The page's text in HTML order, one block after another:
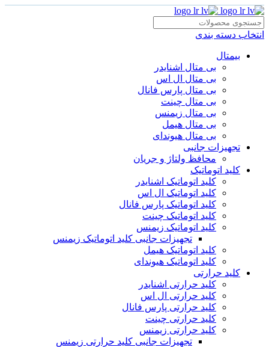
انتخاب دسته بندی
بیمتال
بی متال اشنایدر
بی متال ال اس
بی متال پارس فانال
بی متال چینت
بی متال زیمنس
بی متال هیمل
بی متال هیوندای
تجهیزات جانبی
محافظ ولتاژ و‌ جریان
کلید اتوماتیک
کلید اتوماتیک اشنایدر
کلید اتوماتیک ال اس
کلید اتوماتیک پارس فانال
کلید اتوماتیک چینت
کلید اتوماتیک زیمنس
تجهیزات جانبی کلید اتوماتیک زیمنس
کلید اتوماتیک هیمل
کلید اتوماتیک هیوندای
کلید حرارتی
کلید حرارتی اشنایدر
کلید حرارتی ال اس
کلید حرارتی پارس فانال
کلید حرارتی چینت
کلید حرارتی زیمنس
تجهیزات جانبی کلید حرارتی زیمنس